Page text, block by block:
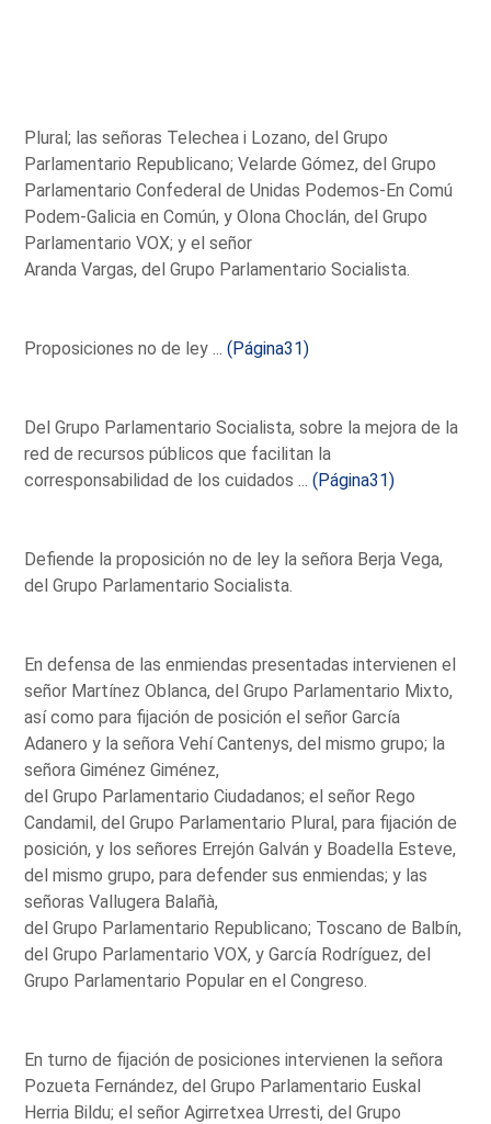
Plural; las señoras Telechea i Lozano, del Grupo
Parlamentario Republicano; Velarde Gómez, del Grupo
Parlamentario Confederal de Unidas Podemos-En Comú
Podem-Galicia en Común, y Olona Choclán, del Grupo
Parlamentario VOX; y el señor
Aranda Vargas, del Grupo Parlamentario Socialista.
Proposiciones no de ley ...(Página31)
Del Grupo Parlamentario Socialista, sobre la mejora de la
red de recursos públicos que facilitan la
corresponsabilidad de los cuidados ...(Página31)
Defiende la proposición no de ley la señora Berja Vega,
del Grupo Parlamentario Socialista.
En defensa de las enmiendas presentadas intervienen el
señor Martínez Oblanca, del Grupo Parlamentario Mixto,
así como para fijación de posición el señor García
Adanero y la señora Vehí Cantenys, del mismo grupo; la
señora Giménez Giménez,
del Grupo Parlamentario Ciudadanos; el señor Rego
Candamil, del Grupo Parlamentario Plural, para fijación de
posición, y los señores Errejón Galván y Boadella Esteve,
del mismo grupo, para defender sus enmiendas; y las
señoras Vallugera Balañà,
del Grupo Parlamentario Republicano; Toscano de Balbín,
del Grupo Parlamentario VOX, y García Rodríguez, del
Grupo Parlamentario Popular en el Congreso.
En turno de fijación de posiciones intervienen la señora
Pozueta Fernández, del Grupo Parlamentario Euskal
Herria Bildu; el señor Agirretxea Urresti, del Grupo